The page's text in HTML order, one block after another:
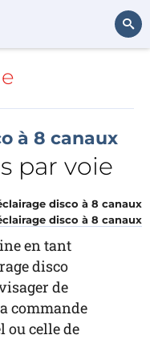
à 8 canaux
par voie
disco à 8 canaux
en tant
disco
de
commande
ou celle de